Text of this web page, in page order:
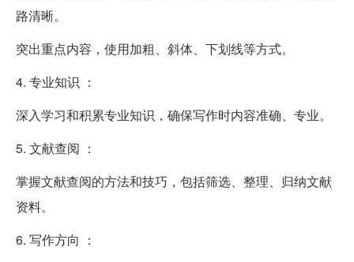
路清晰。
突出重点内容，使用加粗、斜体、下划线等方式。
4. 专业知识 ：
深入学习和积累专业知识，确保写作时内容准确、专业。
5. 文献查阅 ：
掌握文献查阅的方法和技巧，包括筛选、整理、归纳文献
资料。
6. 写作方向 ：